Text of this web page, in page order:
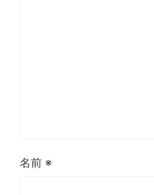
名前 ※